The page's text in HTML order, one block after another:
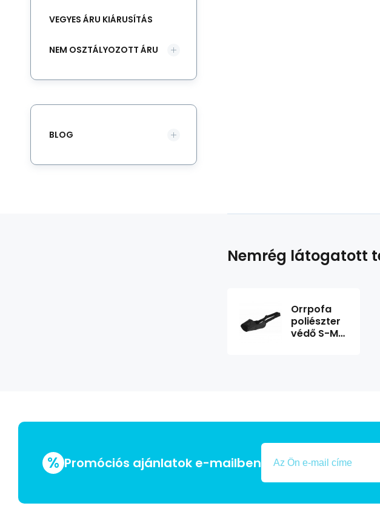
VEGYES ÁRU KIÁRUSÍTÁS
NEM OSZTÁLYOZOTT ÁRU
BLOG
Nemrég látogatott
Orrpofa
poliészter
védő S-M
% Promóciós ajánlatok e-mailben